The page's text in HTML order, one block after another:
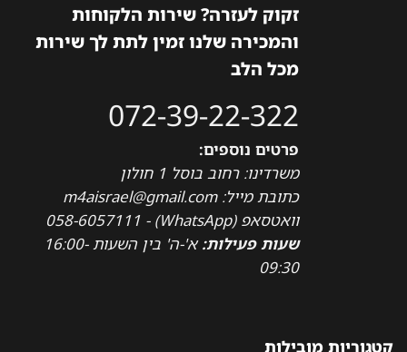
זקוק לעזרה? שירות הלקוחות
והמכירה שלנו זמין לתת לך שירות
מכל הלב
072-39-22-322
פרטים נוספים:
משרדינו: רחוב בוסל 1 חולון
כתובת מייל: m4aisrael@gmail.com
וואטסאפ (WhatsApp) - 058-6057111
שעות פעילות:
א'-ה' בין השעות 16:00-
09:30
קטגוריות מובילות